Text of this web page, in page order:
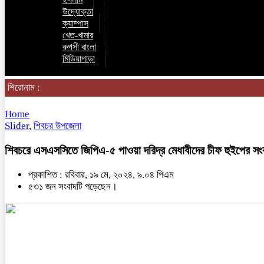
উদ্যোক্তা
ক্যাম্পাস
খেত-খামার
রুপসী বাংলা
মিডিয়াপাড়া
শিরোনাম :
Home
Slider, শিবচর উপজেলা
শিবচরে এসএসসিতে জিপিএ-৫ পাওয়া দরিদ্র মেধাবীদের চীফ হুইপের
প্রকাশিত : রবিবার, ১৯ মে, ২০২৪, ৯.০৪ পিএম
৫৩১ জন সংবাদটি পড়েছেন।